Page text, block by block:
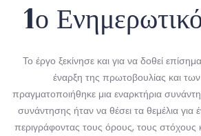
1ο
Το έργο ξεκίνησε και για να δοθεί
έναρξη της πρωτοβουλίας και
πραγματοποιήθηκε μια εναρκτήρια
συνάντησης ήταν να θέσει τα θεμέλια για
περιγράφοντας τους όρους, τους στόχους